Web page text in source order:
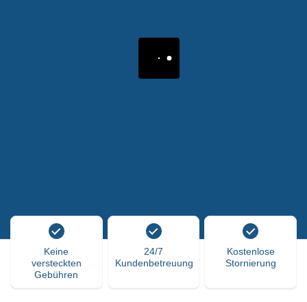
Keine
versteckten
Gebühren
24/7
Kundenbetreuung
Kostenlose
Stornierung